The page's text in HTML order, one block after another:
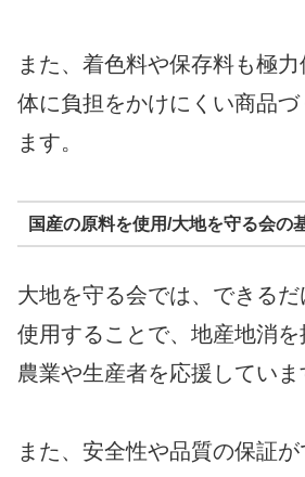
また、着色料や保存料も極
体に負担をかけにくい商品
ます。
国産の原料を使用/大地を守る会の
大地を守る会では、できる
使用することで、地産地消
農業や生産者を応援していま
また、安全性や品質の保証